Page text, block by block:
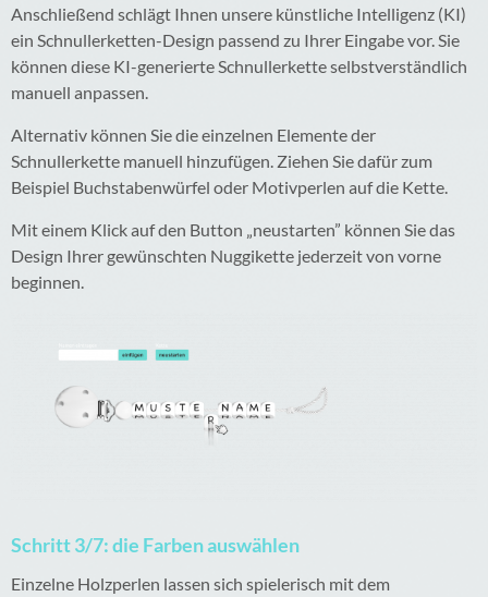
Anschließend schlägt Ihnen unsere künstliche Intelligenz (KI)
ein Schnullerketten-Design passend zu Ihrer Eingabe vor. Sie
können diese KI-generierte Schnullerkette selbstverständlich
manuell anpassen.
Alternativ können Sie die einzelnen Elemente der
Schnullerkette manuell hinzufügen. Ziehen Sie dafür zum
Beispiel Buchstabenwürfel oder Motivperlen auf die Kette.
Mit einem Klick auf den Button „neustarten” können Sie das
Design Ihrer gewünschten Nuggikette jederzeit von vorne
beginnen.
Schritt 3/7: die Farben auswählen
Einzelne Holzperlen lassen sich spielerisch mit dem